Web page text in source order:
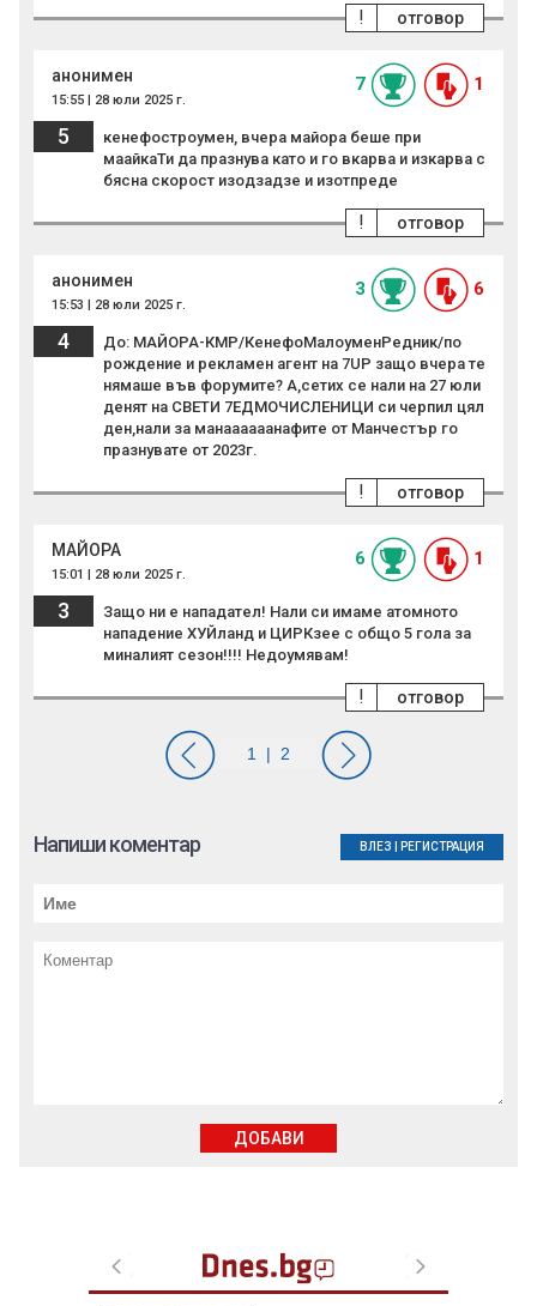
отговор
!
анонимен
15:55 | 28 юли 2025 г.
7 1
5
кенефостроумен, вчера майора беше при
маайкаТи да празнува като и го вкарва и изкарва с
бясна скорост изодзадзе и изотпреде
отговор
!
анонимен
15:53 | 28 юли 2025 г.
3 6
4
До: МАЙОРА-КМР/КенефоМалоуменРедник/по
рождение и рекламен агент на 7UP защо вчера те
нямаше във форумите? А,сетих се нали на 27 юли
денят на СВЕТИ 7ЕДМОЧИСЛЕНИЦИ си черпил цял
ден,нали за манаааааанафите от Манчестър го
празнувате от 2023г.
отговор
!
МАЙОРА
15:01 | 28 юли 2025 г.
6 1
3
Защо ни е нападател! Нали си имаме атомното
нападение ХУЙланд и ЦИРКзее с общо 5 гола за
миналият сезон!!!! Недоумявам!
отговор
!
Напиши коментар ВЛЕЗ РЕГИСТРАЦИЯ
ДОБАВИ